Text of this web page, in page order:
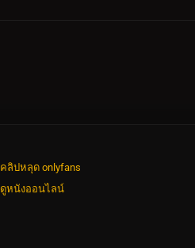
คลิปหลุด onlyfans
ดูหนังออนไลน์